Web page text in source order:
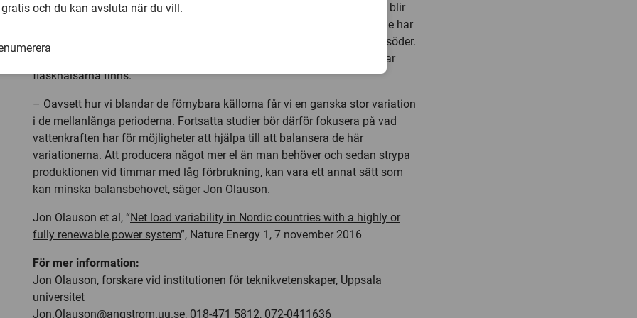
gäller att leverera el över hela Norden. Med dagens distributionssystem blir
det svårare att klara leveransen överallt med enbart förnybar el. I Sverige har
vi till exempel väldigt mycket produktion i norr men mest konsumtion i söder.
Nästa steg är att bygga upp modeller av hela kraftsystemet för att se var
flaskhalsarna finns.
– Oavsett hur vi blandar de förnybara källorna får vi en ganska stor variation
i de mellanlånga perioderna. Fortsatta studier bör därför fokusera på vad
vattenkraften har för möjligheter att hjälpa till att balansera de här
variationerna. Att producera något mer el än man behöver och sedan strypa
produktionen vid timmar med låg förbrukning, kan vara ett annat sätt som
kan minska balansbehovet, säger Jon Olauson.
Jon Olauson et al, “Net load variability in Nordic countries with a highly or
fully renewable power system”, Nature Energy 1, 7 november 2016
För mer information:
Jon Olauson, forskare vid institutionen för teknikvetenskaper, Uppsala
universitet
Jon.Olauson@angstrom.uu.se, 018-471 5812, 072-0411636
gratis och du kan avsluta när du vill.